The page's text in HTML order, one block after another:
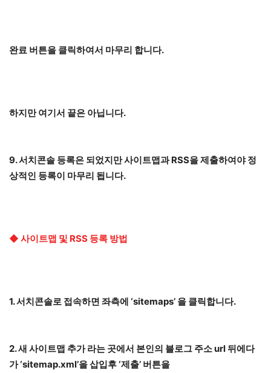
완료 버튼을 클릭하여서 마무리 합니다.
하지만 여기서 끝은 아닙니다.
9. 서치콘솔 등록은 되었지만 사이트맵과 RSS을 제출하여야 정
상적인 등록이 마무리 됩니다.
◆ 사이트맵 및 RSS 등록 방법
1. 서치콘솔로 접속하면 좌측에 ‘sitemaps’ 을 클릭합니다.
2. 새 사이트맵 추가 라는 곳에서 본인의 블로그 주소 url 뒤에다
가 ‘sitemap.xml’을 삽입후 ‘제출’ 버튼을